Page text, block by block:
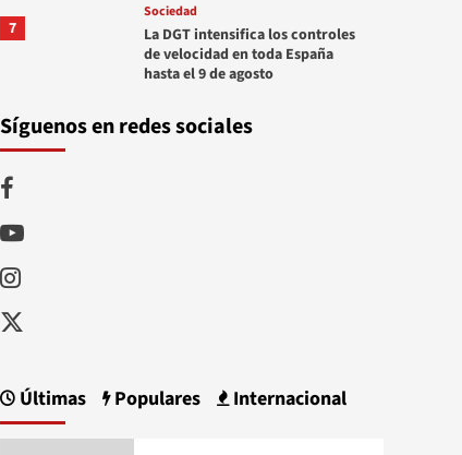
7
Sociedad
La DGT intensifica los controles
de velocidad en toda España
hasta el 9 de agosto
Síguenos en redes sociales
Facebook
Youtube
Instagram
Twitter
Últimas Populares Internacional